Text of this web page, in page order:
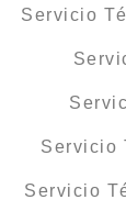
Servicio
Servicio
Servicio